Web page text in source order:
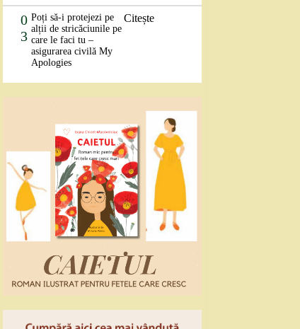
0
3
Poți să-i protejezi pe
alții de stricăciunile pe
care le faci tu –
asigurarea civilă My
Apologies
Citește